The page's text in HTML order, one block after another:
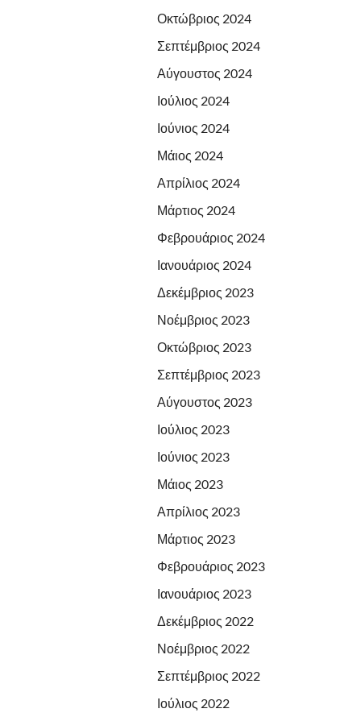
Οκτώβριος 2024
Σεπτέμβριος 2024
Αύγουστος 2024
Ιούλιος 2024
Ιούνιος 2024
Μάιος 2024
Απρίλιος 2024
Μάρτιος 2024
Φεβρουάριος 2024
Ιανουάριος 2024
Δεκέμβριος 2023
Νοέμβριος 2023
Οκτώβριος 2023
Σεπτέμβριος 2023
Αύγουστος 2023
Ιούλιος 2023
Ιούνιος 2023
Μάιος 2023
Απρίλιος 2023
Μάρτιος 2023
Φεβρουάριος 2023
Ιανουάριος 2023
Δεκέμβριος 2022
Νοέμβριος 2022
Σεπτέμβριος 2022
Ιούλιος 2022